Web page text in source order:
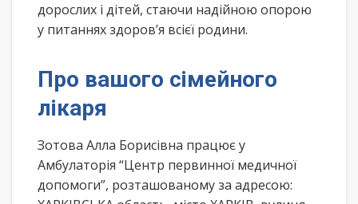
дорослих і дітей, стаючи надійною опорою
у питаннях здоров’я всієї родини.
Про вашого сімейного
лікаря
Зотова Алла Борисівна працює у
Амбулаторія “Центр первинної медичної
допомоги”, розташованому за адресою: